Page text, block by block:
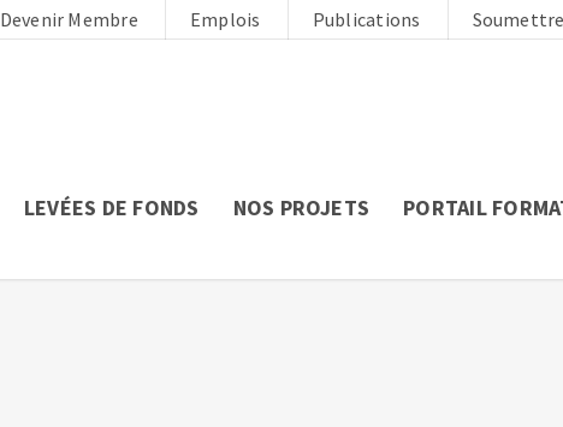
Devenir Membre Emplois Publications
LEVÉES DE FONDS NOS PROJETS PORTAIL